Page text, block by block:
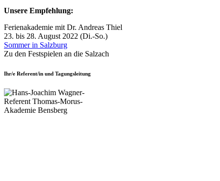
Unsere Empfehlung:
Ferienakademie mit Dr. Andreas Thiel
23. bis 28. August 2022 (Di.-So.)
Sommer in Salzburg
Zu den Festspielen an die Salzach
Ihr/e Referent/in und Tagungsleitung